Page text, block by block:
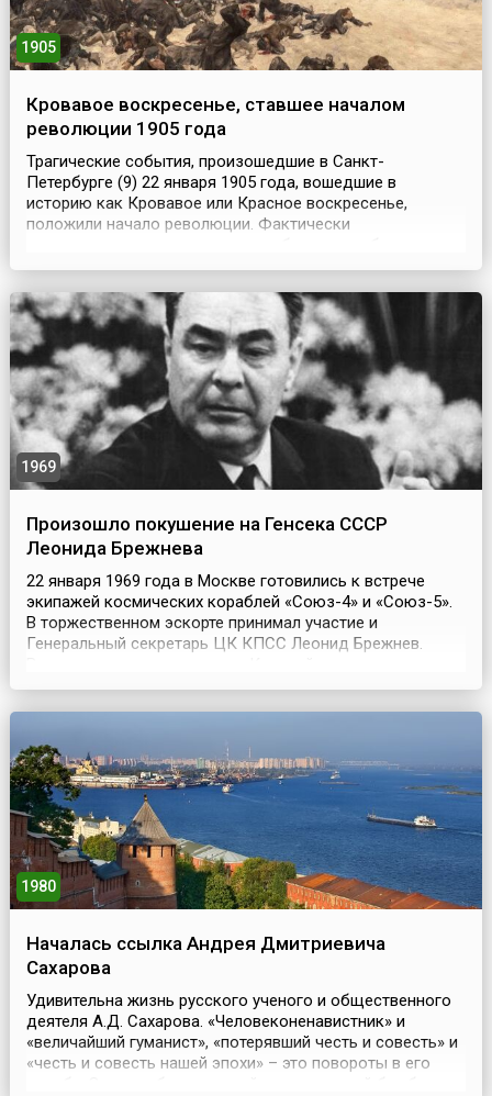
1905
Кровавое воскресенье, ставшее началом
революции 1905 года
Трагические события, произошедшие в Санкт-
Петербурге (9) 22 января 1905 года, вошедшие в
историю как Кровавое или Красное воскресенье,
положили начало революции. Фактически
сначала выглядело безобидным шествием с прошением
Зимнему дворцу и свято верили в праведность
мероприятия и мирный исход. Они несл...
1969
Произошло покушение на Генсека СССР
Леонида Брежнева
22 января 1969 года в Москве готовились к встрече
экипажей космических кораблей «Союз-4» и «Союз-5».
В торжественном эскорте принимал участие и
Генеральный секретарь ЦК КПСС Леонид Брежнев.
Неожиданно эфир был прерван. Только через день
случилось...
1980
Началась ссылка Андрея Дмитриевича
Сахарова
Удивительна жизнь русского ученого и общественного
деятеля А.Д. Сахарова. «Человеконенавистник» и
«величайший гуманист», «потерявший честь и совесть» и
«честь и совесть нашей эпохи» – это повороты в его